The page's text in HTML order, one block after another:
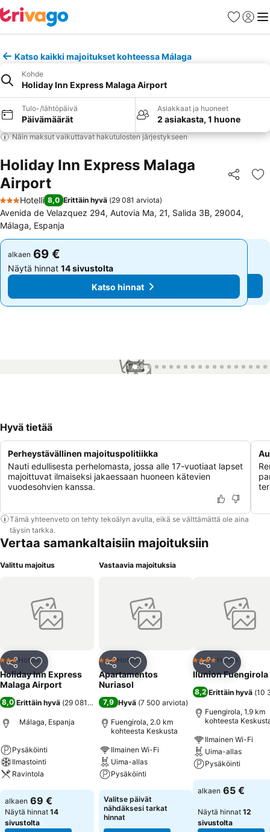
Suosikit
Katso kaikki majoitukset kohteessa Málaga
Kohde
Holiday Inn Express Malaga Airport
Tulo-/lähtöpäivä
Päivämäärät
Asiakkaat ja huoneet
2 asiakasta, 1 huone
Näin maksut vaikuttavat hakutulosten järjestykseen
Holiday Inn Express Malaga
Airport
Jaa
3 Tähtiluokitus
Hotelli 8,0 Erittäin hyvä (29 081 arviota)
Avenida de Velazquez 294, Autovia Ma, 21, Salida 3B, 29004,
Málaga, Espanja
alkaen 69 €
Näytä hinnat 14 sivustolta
Katso hinnat
alkaen 69 €
Näytä hinnat 14 sivustolta
Katso hinnat
1 / 59
Hyvä tietää
Perheystävällinen majoituspolitiikka
Nauti edullisesta perhelomasta, jossa alle 17-vuotiaat lapset
majoittuvat ilmaiseksi jakaessaan huoneen kätevien
vuodesohvien kanssa.
Tämä yhteenveto on tehty tekoälyn avulla, eikä se välttämättä ole aina
täysin tarkka.
Vertaa samankaltaisiin majoituksiin
Valittu majoitus
Jaa Lisää suosikkeihin
3 Tähtiluokitus
Hotelli
Holiday Inn Express
Malaga Airport
8,0 Erittäin hyvä (29 081 arviota)
Málaga, Espanja
Pysäköinti
Ilmastointi
Ravintola
Katso hinnat
alkaen 69 €
Näytä hinnat 14
sivustolta
Vastaavia majoituksia
Jaa Lisää suosikkeihin
3 Tähtiluokitus
Hotelli
Apartamentos
Nuriasol
7,9 Hyvä (7 500 arviota)
Fuengirola, 2.0 km
kohteesta Keskusta
Ilmainen Wi-Fi
Uima-allas
Pysäköinti
Katso hinnat
Valitse päivät
nähdäksesi tarkat
hinnat
Jaa Lisää
4 Tähtiluokitus
Hotelli
Ilunion Fuengirola
8,2 Erittäin hyvä (10
Fuengirola, 1.9 km
kohteesta
Ilmainen Wi-Fi
Uima-allas
Pysäköinti
Katso hinnat
alkaen 65 €
Näytä hinnat 12
sivustolta